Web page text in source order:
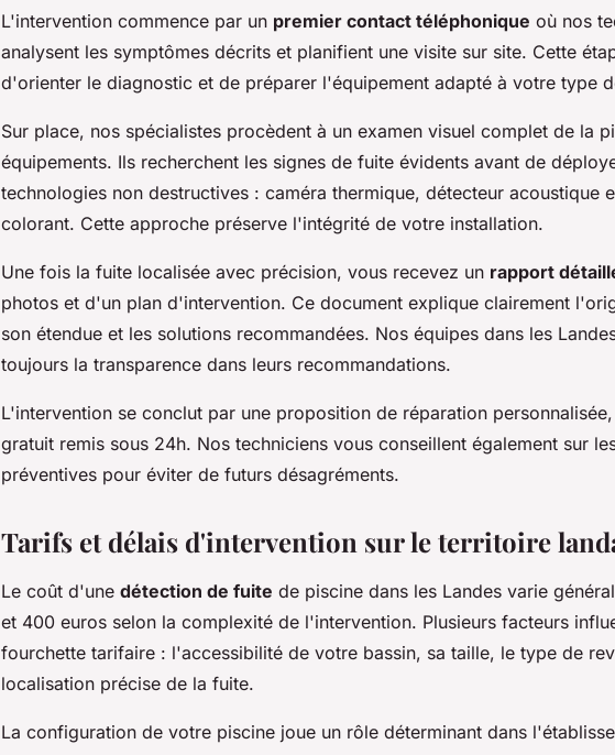
L'intervention commence par un premier contact téléphonique où nos
analysent les symptômes décrits et planifient une visite sur site. Cette
d'orienter le diagnostic et de préparer l'équipement adapté à votre type
Sur place, nos spécialistes procèdent à un examen visuel complet de la
équipements. Ils recherchent les signes de fuite évidents avant de
technologies non destructives : caméra thermique, détecteur acoustique
colorant. Cette approche préserve l'intégrité de votre installation.
Une fois la fuite localisée avec précision, vous recevez un rapport
photos et d'un plan d'intervention. Ce document explique clairement
son étendue et les solutions recommandées. Nos équipes dans les
toujours la transparence dans leurs recommandations.
L'intervention se conclut par une proposition de réparation
gratuit remis sous 24h. Nos techniciens vous conseillent également sur
préventives pour éviter de futurs désagréments.
Tarifs et délais d'intervention sur le territoire
Le coût d'une détection de fuite de piscine dans les Landes varie
et 400 euros selon la complexité de l'intervention. Plusieurs facteurs
fourchette tarifaire : l'accessibilité de votre bassin, sa taille, le type de
localisation précise de la fuite.
La configuration de votre piscine joue un rôle déterminant dans